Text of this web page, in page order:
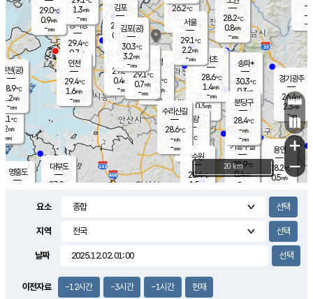
의도
℃
m/s
mm
영흥도
과천
28.1℃
0.3m/s
- mm
용인
28.2℃
0.5m/s
경기광주
26.4℃
2.3m/s
-mm
1.5m/s
대부도
27.0
경서동
29.4℃
0.7 m/s
-mm
29.0℃
0.9m/s
-mm
-
-m/
-
의왕
- ℃
m/s
mm
김포
29.0℃
0.1 m/s
mm
광명
30.5 ℃
1.6 m/s
-mm
부천
29.8℃
0.4m/s
-mm
1.3m/s
-mm
구로
29.1℃
0.7m/s
-mm
26.2℃
0.2 m/s
- mm
28.2℃
0.8m/s
-mm
송파*
30.3℃
0.3m/s
-mm
서초
28.6℃
1.4m/s
-mm
기흥구갈
28.9℃
0.4m/s
-
수리산길
28.6℃
-m/s
-mm
분당구
28.4℃
-m/s
-mm
인천(공)
28.9℃
1.2m/s
-mm
김포(공)
30.3℃
3.2m/s
-mm
수원
28.4℃
1.5 m/s
인천
29.4℃
1.6m/s
-mm
서울
29.1℃
2.2m/s
-mm
+
−
20 km
요소
지역
날짜
이전자료 -12시간 -3시간 -1시간 현재